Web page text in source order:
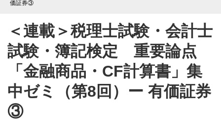
価証券③
＜連載＞税理士試験・会計士
試験・簿記検定 重要論点
「金融商品・CF計算書」集
中ゼミ（第8回）ー 有価証券
③